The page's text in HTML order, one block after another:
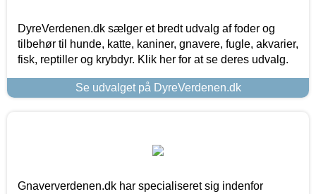
DyreVerdenen.dk sælger et bredt udvalg af foder og
tilbehør til hunde, katte, kaniner, gnavere, fugle, akvarier,
fisk, reptiller og krybdyr. Klik her for at se deres udvalg.
Se udvalget på DyreVerdenen.dk
Gnaververdenen.dk har specialiseret sig indenfor